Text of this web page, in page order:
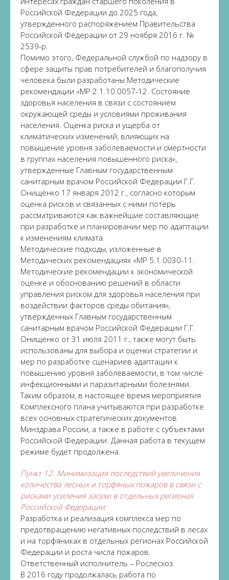
Российской Федерации до 2025 года,
утвержденного распоряжением Правительства
Российской Федерации от 29 ноября 2016 г. №
2539-р.
Помимо этого, Федеральной службой по надзору в
сфере защиты прав потребителей и благополучия
человека были разработаны Методические
рекомендации «МР 2.1.10.0057-12. Состояние
здоровья населения в связи с состоянием
окружающей среды и условиями проживания
населения. Оценка риска и ущерба от
климатических изменений, влияющих на
повышение уровня заболеваемости и смертности
в группах населения повышенного риска»,
утвержденные Главным государственным
санитарным врачом Российской Федерации Г.Г.
Онищенко 17 января 2012 г., согласно которым
оценка рисков и связанных с ними потерь
рассматриваются как важнейшие составляющие
при разработке и планировании мер по адаптации
к изменениям климата.
Методические подходы, изложенные в
Методических рекомендациях «МР 5.1.0030-11.
Методические рекомендации к экономической
оценке и обоснованию решений в области
управления риском для здоровья населения при
воздействии факторов среды обитания»,
утвержденных Главным государственным
санитарным врачом Российской Федерации Г.Г.
Онищенко от 31 июля 2011 г., также могут быть
использованы для выбора и оценки стратегии и
мер по разработке сценариев адаптации к
повышению уровня заболеваемости, в том числе
инфекционными и паразитарными болезнями.
Таким образом, в настоящее время мероприятия
Комплексного плана учитываются при разработке
всех основных стратегических документов
Минздрава России, а также в работе с субъектами
Российской Федерации. Данная работа в текущем
режиме будет продолжена.
Пункт 12. Минимизация последствий увеличения
количества лесных и торфяных пожаров в связи с
рисками усиления засухи в отдельных регионах
Российской Федерации:
Разработка и реализация комплекса мер по
предотвращению негативных последствий в лесах
и на торфяниках в отдельных регионах Российской
Федерации и роста числа пожаров.
Ответственный исполнитель – Рослесхоз.
В 2016 году продолжалась работа по